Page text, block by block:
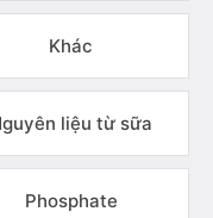
Khác
liệu từ sữa
Phosphate